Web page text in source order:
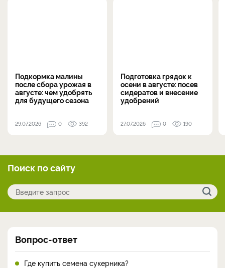
Подкормка малины
после сбора урожая в
августе: чем удобрять
для будущего сезона
29.07.2026 0 392
Подготовка грядок к
осени в августе: посев
сидератов и внесение
удобрений
27.07.2026 0 190
Поиск по сайту
Вопрос-ответ
Где купить семена сукерника?